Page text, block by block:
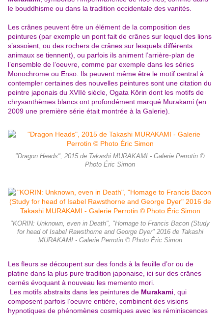
le bouddhisme ou dans la tradition occidentale des vanités.
Les crânes peuvent être un élément de la composition des
peintures (par exemple un pont fait de crânes sur lequel des lions
s’assoient, ou des rochers de crânes sur lesquels différents
animaux se tiennent), ou parfois ils animent l’arrière-plan de
l’ensemble de l’oeuvre, comme par exemple dans les séries
Monochrome ou Ensō. Ils peuvent même être le motif central à
contempler certaines des nouvelles peintures sont une citation du
peintre japonais du XVIIè siècle, Ogata Kōrin dont les motifs de
chrysanthèmes blancs ont profondément marqué Murakami (en
2009 une première série était montrée à la Galerie).
"Dragon Heads", 2015 de Takashi MURAKAMI - Galerie Perrotin ©
Photo Éric Simon
"KORIN: Unknown, even in Death", "Homage to Francis Bacon (Study
for head of Isabel Rawsthorne and George Dyer" 2016 de Takashi
MURAKAMI - Galerie Perrotin © Photo Éric Simon
Les fleurs se découpent sur des fonds à la feuille d’or ou de
platine dans la plus pure tradition japonaise, ici sur des crânes
cernés évoquant à nouveau les memento mori.
Les motifs abstraits dans les peintures de Murakami , qui
composent parfois l’oeuvre entière, combinent des visions
hypnotiques de phénomènes cosmiques avec les réminiscences